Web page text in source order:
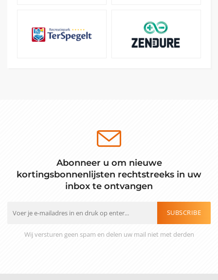
Abonneer u om nieuwe
kortingsbonnenlijsten rechtstreeks in uw
inbox te ontvangen
SUBSCRIBE
Wij versturen geen spam en delen uw mail niet met derden